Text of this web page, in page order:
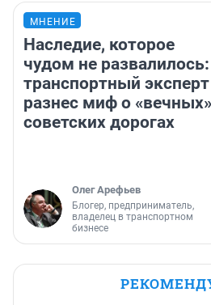
МНЕНИЕ
Наследие, которое
чудом не развалилось:
транспортный эксперт
разнес миф о «вечных»
советских дорогах
Олег Арефьев
Блогер, предприниматель,
владелец в транспортном
бизнесе